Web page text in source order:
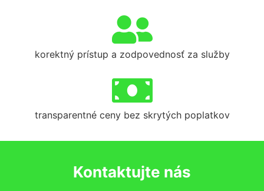
korektný prístup a zodpovednosť za služby
transparentné ceny bez skrytých poplatkov
Kontaktujte nás